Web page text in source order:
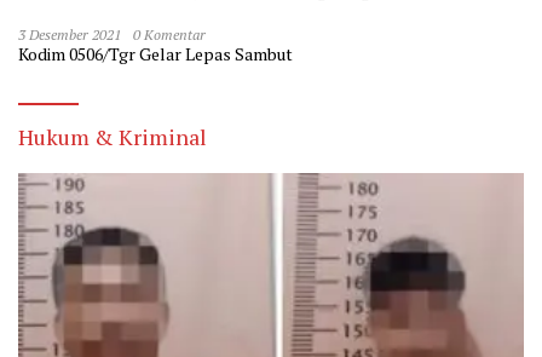
3 Desember 2021 0 Komentar
Kodim 0506/Tgr Gelar Lepas Sambut
Hukum & Kriminal